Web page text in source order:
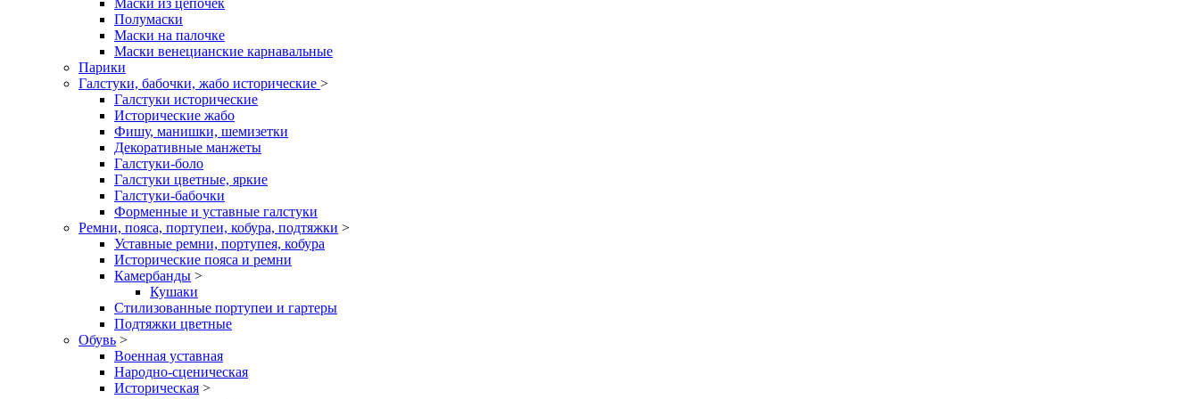
Маски из цепочек
Полумаски
Маски на палочке
Маски венецианские карнавальные
Парики
Галстуки, бабочки, жабо исторические >
Галстуки исторические
Исторические жабо
Фишу, манишки, шемизетки
Декоративные манжеты
Галстуки-боло
Галстуки цветные, яркие
Галстуки-бабочки
Форменные и уставные галстуки
Ремни, пояса, портупеи, кобура, подтяжки >
Уставные ремни, портупея, кобура
Исторические пояса и ремни
Камербанды >
Кушаки
Стилизованные портупеи и гартеры
Подтяжки цветные
Обувь >
Военная уставная
Народно-сценическая
Историческая >